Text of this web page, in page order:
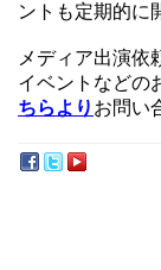
ントも定期的に
メディア出演依
イベントなどの
ちらより お問い